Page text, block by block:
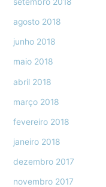
agosto 2018
junho 2018
maio 2018
abril 2018
março 2018
fevereiro 2018
janeiro 2018
dezembro 2017
novembro 2017